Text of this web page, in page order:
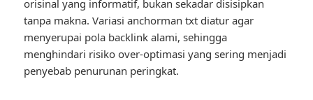
orisinal yang informatif, bukan sekadar disisipkan
tanpa makna. Variasi anchorman txt diatur agar
menyerupai pola backlink alami, sehingga
menghindari risiko over-optimasi yang sering menjadi
penyebab penurunan peringkat.